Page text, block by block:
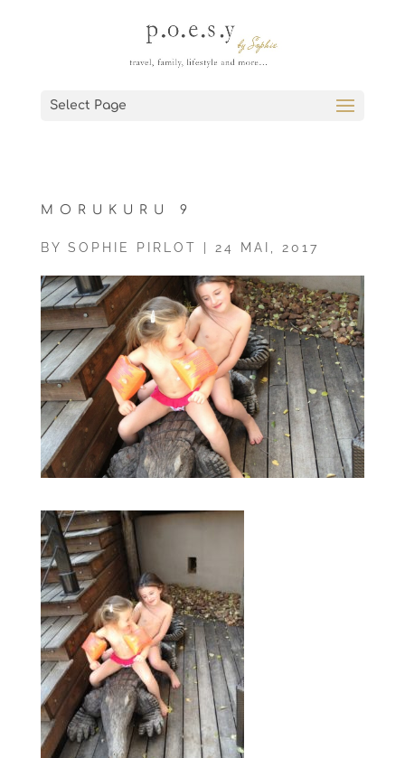
Select Page
MORUKURU 9
BY SOPHIE PIRLOT 24 MAI, 2017